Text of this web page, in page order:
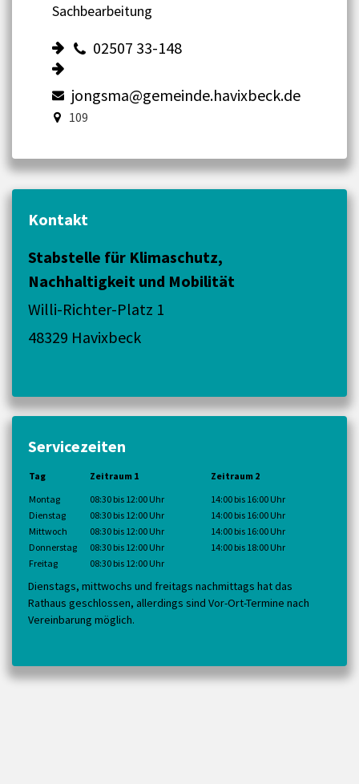
Sachbearbeitung
02507 33-148
jongsma@gemeinde.havixbeck.de
109
Kontakt
Stabstelle für Klimaschutz,
Nachhaltigkeit und Mobilität
Willi-Richter-Platz 1
48329 Havixbeck
Servicezeiten
Tag Zeitraum 1
Zeitraum 2
Montag
08:30 bis 12:00 Uhr
14:00 bis 16:00 Uhr
Dienstag
08:30 bis 12:00 Uhr
14:00 bis 16:00 Uhr
Mittwoch
08:30 bis 12:00 Uhr
14:00 bis 16:00 Uhr
Donnerstag
08:30 bis 12:00 Uhr
14:00 bis 18:00 Uhr
Freitag
08:30 bis 12:00 Uhr
Dienstags, mittwochs und freitags nachmittags hat das
Rathaus geschlossen, allerdings sind Vor-Ort-Termine nach
Vereinbarung möglich.